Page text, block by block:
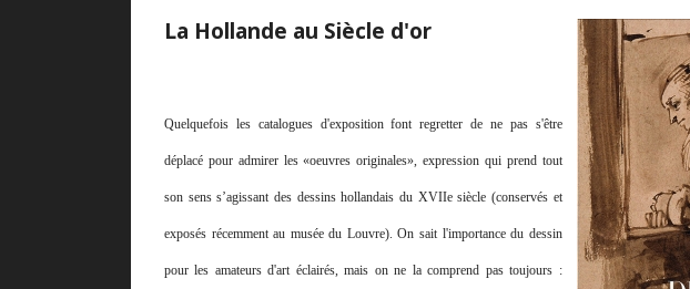
La Hollande au Siècle d'or
Quelquefois les catalogues d'exposition font regretter de ne pas s'être
déplacé pour admirer les «oeuvres originales», expression qui prend tout
son sens s’agissant des dessins hollandais du XVIIe siècle (conservés et
exposés récemment au musée du Louvre). On sait l'importance du dessin
pour les amateurs d'art éclairés, mais on ne la comprend pas toujours :